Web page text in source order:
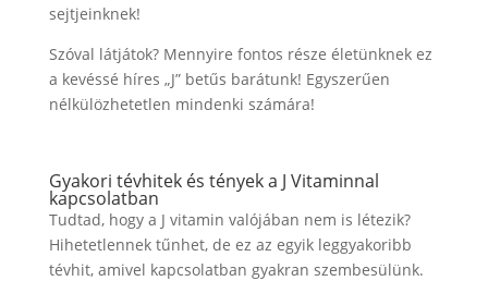
sejtjeinknek!
Szóval látjátok? Mennyire fontos része életünknek ez
a kevéssé híres „J” betűs barátunk! Egyszerűen
nélkülözhetetlen mindenki számára!
Gyakori tévhitek és tények a J Vitaminnal
kapcsolatban
Tudtad, hogy a J vitamin valójában nem is létezik?
Hihetetlennek tűnhet, de ez az egyik leggyakoribb
tévhit, amivel kapcsolatban gyakran szembesülünk.